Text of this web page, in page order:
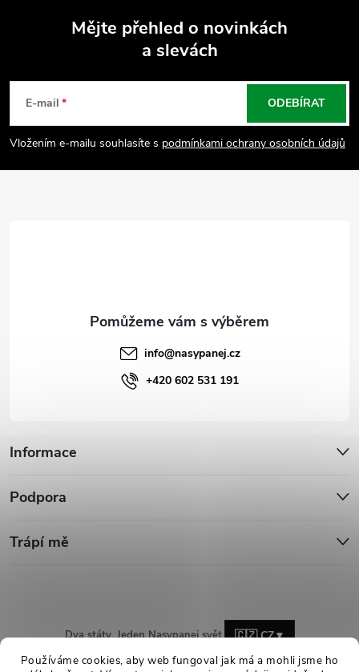
Používáme cookies, aby web fungoval jak má a mohli jsme ho
p
a
Mějte přehled o novinkách
a slevách
E-mail
Vložením e-mailu souhlasíte s podmínkami ochrany osobních údajů
ODEBÍRAT
Informace
Podpora
Trápí mě
info@nasypanej.cz
+420 602 531 191
Dva státy. Jeden Nasypanej svět. 🇨🇿 CZ▼